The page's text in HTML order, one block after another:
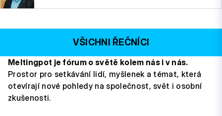
VŠICHNI ŘEČNÍCI
Meltingpot je fórum o světě kolem nás i v nás.
Prostor pro setkávání lidí, myšlenek a témat, která
otevírají nové pohledy na společnost, svět i osobní
zkušenosti.